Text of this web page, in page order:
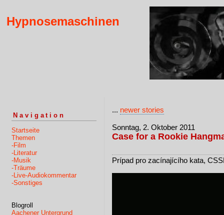
Hypnosemaschinen
Navigation
Startseite
Themen
-Film
-Literatur
-Musik
-Träume
-Live-Audiokommentar
-Sonstiges
Blogroll
Aachener Untergrund
... newer stories
Sonntag, 2. Oktober 2011
Case for a Rookie
Prípad pro zacínajícího kata,